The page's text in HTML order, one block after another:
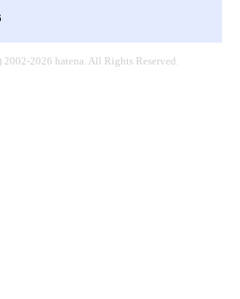
2026 hatena. All Rights Reserved.